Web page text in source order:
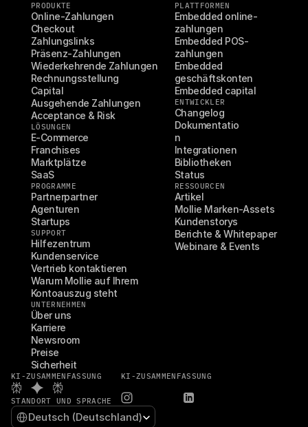
PRODUKTE
Online-Zahlungen
Checkout
Zahlungslinks
Präsenz-Zahlungen
Wiederkehrende Zahlungen
Rechnungsstellung
Capital
Ausgehende Zahlungen
Acceptance & Risk
LÖSUNGEN
E-Commerce
Franchises
Marktplätze
SaaS
PROGRAMME
Partnerpartner
Agenturen
Startups
SUPPORT
Hilfezentrum
Kundenservice
Vertrieb kontaktieren
Warum Mollie auf Ihrem
Kontoauszug steht
UNTERNEHMEN
Über uns
Karriere
Newsroom
Preise
Sicherheit
PLATTFORMEN
Embedded online-
zahlungen
Embedded POS-
zahlungen
Embedded
geschäftskonten
Embedded capital
ENTWICKLER
Changelog
Dokumentatio
n
Integrationen
Bibliotheken
Status
RESSOURCEN
Artikel
Mollie Marken-Assets
Kundenstorys
Berichte & Whitepaper
Webinare & Events
KI-ZUSAMMENFASSUNG KI-ZUSAMMENFASSUNG
STANDORT UND SPRACHE
Select Language
Deutsch (Deutschland)